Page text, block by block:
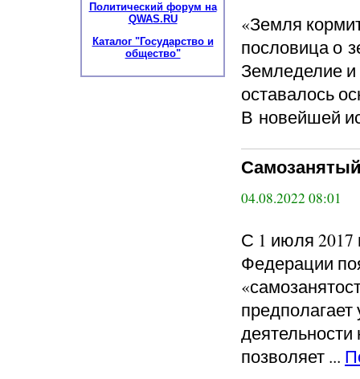
«Земля
пословица о
Земледелие и
оставалось
В новейшей
04.08.2022 08:01
С 1 июля 2017
Федерации
предполагает
деятельности
позволяет ...
Политический форум на
QWAS.RU
Каталог "Государство и
общество"